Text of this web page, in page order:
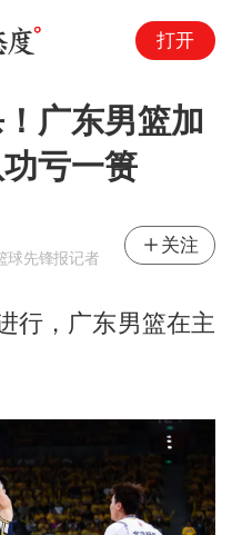
打开
广东男篮加
亏一篑
球先锋报记者
关注
行，广东男篮在主